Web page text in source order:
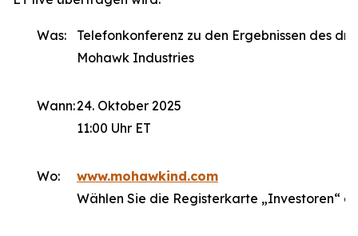
Was:
Telefonkonferenz zu den Ergebnissen des
Mohawk Industries
Wann:24. Oktober 2025
11:00 Uhr ET
Wo:
www.mohawkind.com
Wählen Sie die Registerkarte „Investoren“